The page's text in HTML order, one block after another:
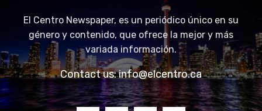
El Centro Newspaper, es un periódico único en su
género y contenido, que ofrece la mejor y más
variada información.
Contact us:info@elcentro.ca